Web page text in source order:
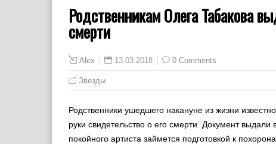
Родственникам Олега Табакова
смерти
Alex 13.03.2018 0 Comments
Звезды
Родственники ушедшего накануне из жизни
руки свидетельство о его смерти. Документ
покойного артиста займется подготовкой к